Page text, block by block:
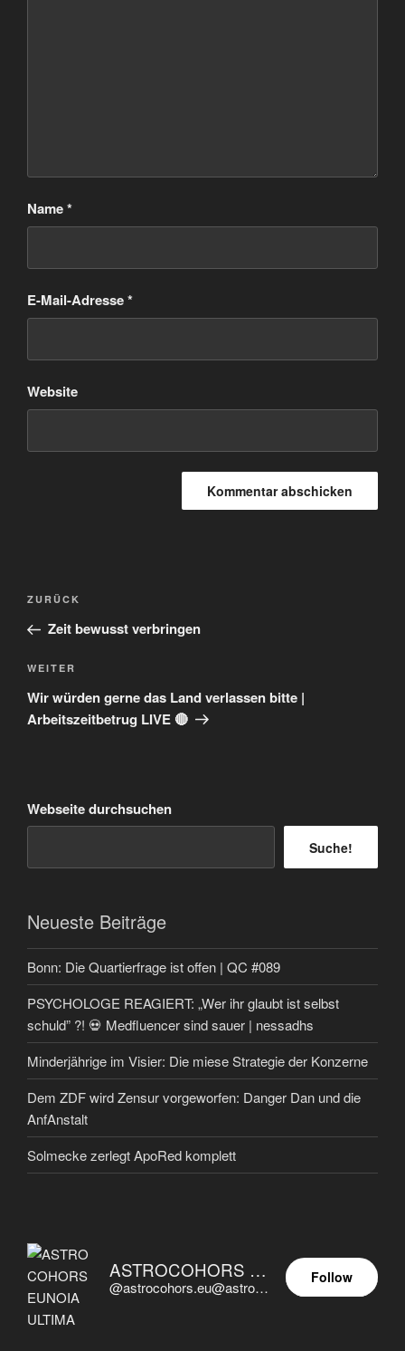
Name*
E-Mail-Adresse*
Website
Beitragsnavigation
Vorheriger
Beitrag
ZURÜCK
Zeit bewusst verbringen
Nächster
Beitrag
WEITER
Wir würden gerne das Land verlassen bitte |
Arbeitszeitbetrug LIVE 🔴
Webseite durchsuchen
Suche!
Neueste Beiträge
Bonn: Die Quartierfrage ist offen | QC #089
PSYCHOLOGE REAGIERT: „Wer ihr glaubt ist selbst
schuld” ?! 💀 Medfluencer sind sauer | nessadhs
Minderjährige im Visier: Die miese Strategie der Konzerne
Dem ZDF wird Zensur vorgeworfen: Danger Dan und die
AnfAnstalt
Solmecke zerlegt ApoRed komplett
ASTROCOHORS EUNOIA ULTIMA
@astrocohors.eu@astrocohors.eu
Follow